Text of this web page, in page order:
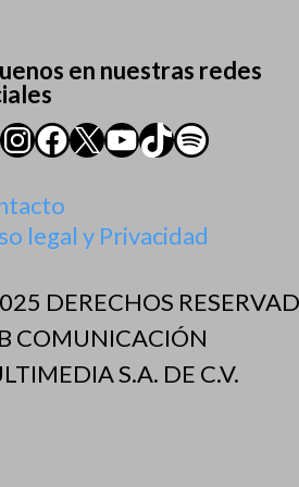
en nuestras redes
Instagram
Facebook
X YouTube
TikTok
Spotify
legal y Privacidad
DERECHOS
COMUNICACIÓN
S.A. DE C.V.